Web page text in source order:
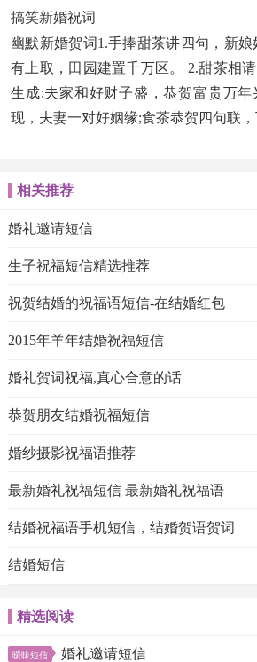
搞笑新婚祝词
幽默新婚贺词1.手捧甜茶讲四句，新
有上取，田园建置千万区。 2.甜茶相
生成;夫家和好财子盛，恭贺富贵万
现，夫妻一对好姻缘;食茶恭贺四句联，
相关推荐
婚礼邀请短信
生子祝福短信精选推荐
祝贺结婚的祝福语短信-在结婚红包
2015年羊年结婚祝福短信
婚礼贺词祝福,真心合意的话
恭贺朋友结婚祝福短信
婚纱摄影祝福语推荐
最新婚礼祝福短信 最新婚礼祝福语
结婚祝福语手机短信，结婚贺语贺词
结婚短信
精选阅读
暧昧短信 婚礼邀请短信